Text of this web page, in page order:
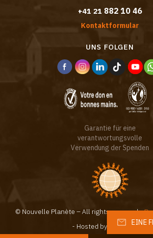
EINE
+41 21 882 10 46
Kontaktformular
UNS FOLGEN
Garantie für eine
verantwortungsvolle
Verwendung der Spenden
© Nouvelle Planète – All rights reserved -
- Hosted by